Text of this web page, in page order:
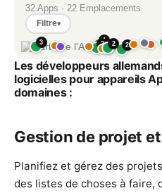
32 Apps · 22 Emplacements
Filtre▾
4
2
3
3 2
Les développeurs
logicielles pour appareils
domaines :
Gestion de projet
Planifiez et gérez des projets
des listes de choses à faire,